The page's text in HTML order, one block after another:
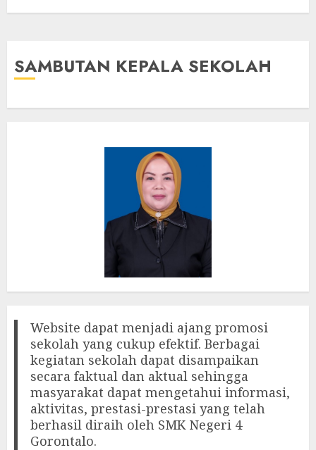
SAMBUTAN KEPALA SEKOLAH
Website dapat menjadi ajang promosi
sekolah yang cukup efektif. Berbagai
kegiatan sekolah dapat disampaikan
secara faktual dan aktual sehingga
masyarakat dapat mengetahui informasi,
aktivitas, prestasi-prestasi yang telah
berhasil diraih oleh SMK Negeri 4
Gorontalo.